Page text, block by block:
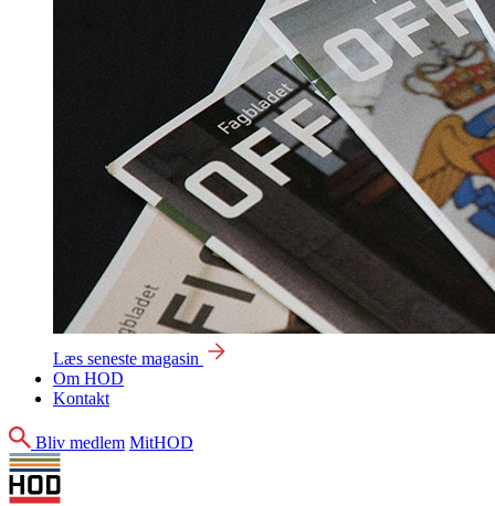
Læs seneste magasin
Om HOD
Kontakt
Søg
Bliv medlem MitHOD